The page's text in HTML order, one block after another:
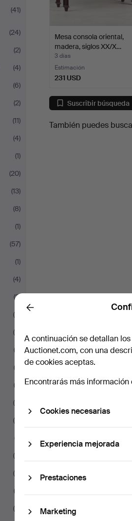
(41)
(24)
(2)
(4)
(6)
(2)
(11)
(4)
(1)
(20)
(13)
(8)
(1)
(57)
(1)
(4)
(2)
(6)
(4)
(3)
(2)
(3)
(4)
(4)
(7)
(5)
(5)
(2)
(4)
Mesa consola oriental,
madera, siglos XX/X…
3 días
Estimación
231 USD
Suscribir búsqueda
También puedes
Back
A continuación se detallan
Auctionet.com, con una
de cookies aceptas.
Encontrarás más información
Cookies necesarias
Experiencia mejorada
Prestaciones
Marketing